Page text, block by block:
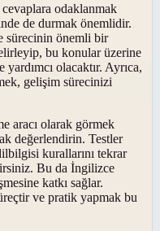
odaklanmak
de durmak önemlidir.
sürecinin önemli bir
bu konular üzerine
olacaktır. Ayrıca,
gelişim sürecinizi
aracı olarak görmek
değerlendirin. Testler
kurallarını tekrar
Bu da İngilizce
katkı sağlar.
ve pratik yapmak bu